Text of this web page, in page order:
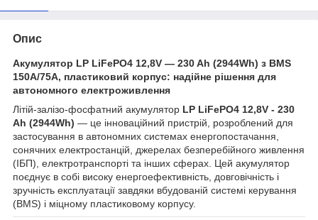
Опис
Акумулятор LP LiFePO4 12,8V — 230 Ah (2944Wh) з BMS
150A/75A, пластиковий корпус: надійне рішення для
автономного електроживлення
Літій-залізо-фосфатний акумулятор LP LiFePO4 12,8V - 230
Ah (2944Wh) — це інноваційний пристрій, розроблений для
застосування в автономних системах енергопостачання,
сонячних електростанцій, джерелах безперебійного живлення
(ІБП), електротранспорті та інших сферах. Цей акумулятор
поєднує в собі високу енергоефективність, довговічність і
зручність експлуатації завдяки вбудованій системі керування
(BMS) і міцному пластиковому корпусу.